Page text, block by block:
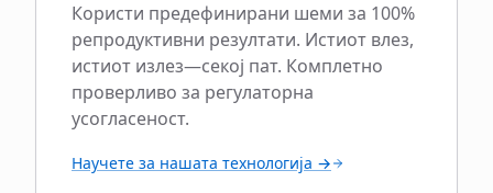
Користи предефинирани шеми за 100%
репродуктивни резултати. Истиот влез,
истиот излез—секој пат. Комплетно
проверливо за регулаторна
усогласеност.
Научете за нашата технологија →